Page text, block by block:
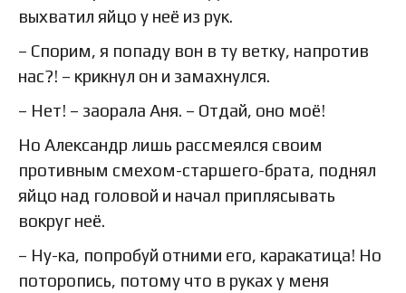
выхватил яйцо у неё из рук.
– Спорим, я попаду вон в ту ветку, напротив
нас?! – крикнул он и замахнулся.
– Нет! – заорала Аня. – Отдай, оно моё!
Но Александр лишь рассмеялся своим
противным смехом-старшего-брата, поднял
яйцо над головой и начал приплясывать
вокруг неё.
– Ну-ка, попробуй отними его, каракатица! Но
поторопись, потому что в руках у меня